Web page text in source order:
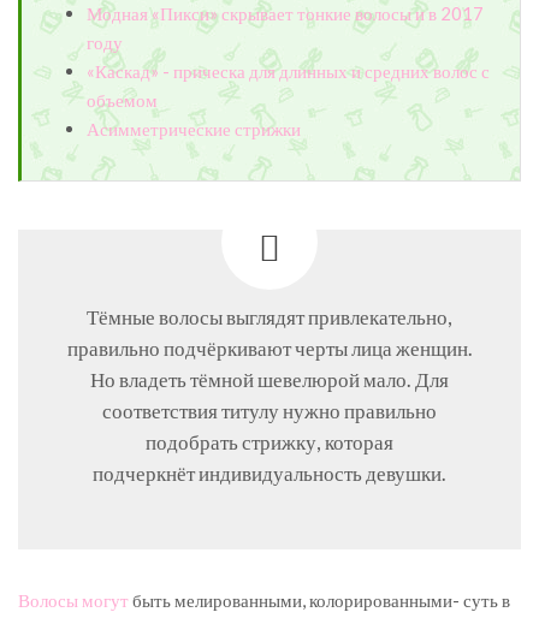
Модная «Пикси» скрывает тонкие волосы и в 2017
году
«Каскад» - прическа для длинных и средних волос с
объемом
Асимметрические стрижки
Тёмные волосы выглядят привлекательно,
правильно подчёркивают черты лица женщин.
Но владеть тёмной шевелюрой мало. Для
соответствия титулу нужно правильно
подобрать стрижку, которая
подчеркнёт индивидуальность девушки.
Волосы могутбыть мелированными, колорированными- суть в